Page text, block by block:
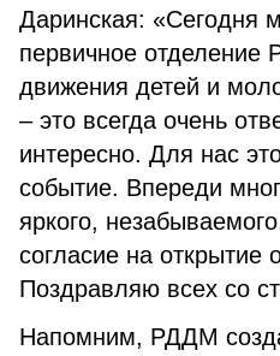
Даринская: «Сегодня
первичное отделение
движения детей и
– это всегда очень
интересно. Для нас
событие. Впереди
яркого,
согласие на
Поздравляю всех со
Напомним, РДДМ